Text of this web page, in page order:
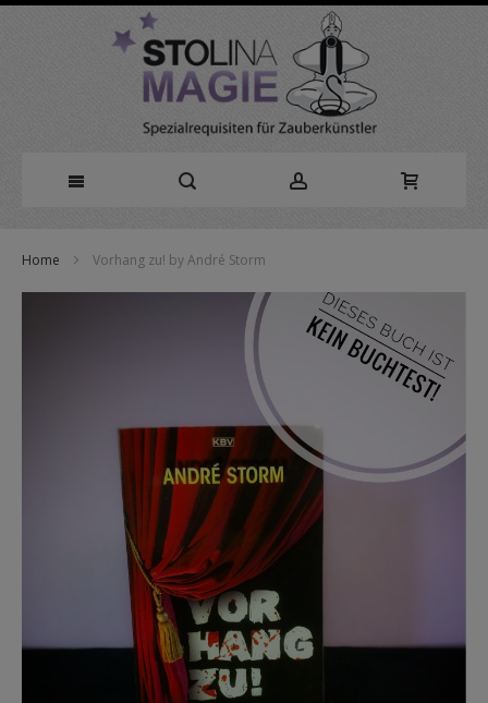
zumHome Vorhang zu! by André Storm